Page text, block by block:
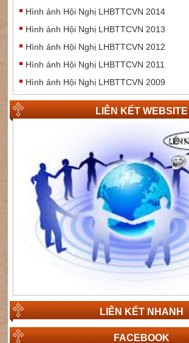
Hình ảnh Hội Nghị LHBTTCVN 2014
Hình ảnh Hội Nghị LHBTTCVN 2013
Hình ảnh Hội Nghị LHBTTCVN 2012
Hình ảnh Hội Nghị LHBTTCVN 2011
Hình ảnh Hội Nghị LHBTTCVN 2009
LIÊN KẾT WEBSITE
LIÊN KẾT NHANH
FACEBOOK